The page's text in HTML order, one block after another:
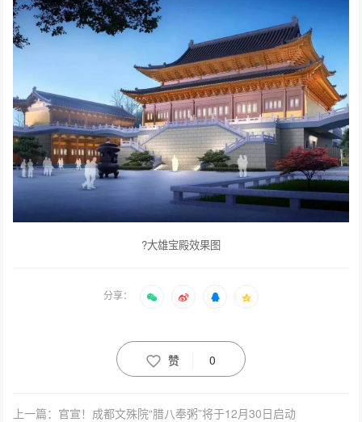
?大雄宝殿效果图
分享：
赞 0
上一篇：官宣！成都文殊院“腊八奉粥”将于12月30日启动